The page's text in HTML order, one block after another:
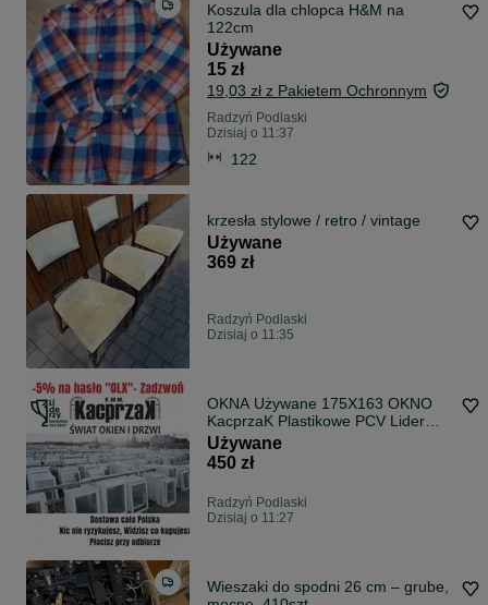
Koszula dla chlopca H&M na
122cm
Używane
15 zł
19,03 zł z Pakietem Ochronnym
Radzyń Podlaski
Dzisiaj o 11:37
122
krzesła stylowe / retro / vintage
Używane
369 zł
Radzyń Podlaski
Dzisiaj o 11:35
OKNA Używane 175X163 OKNO
KacprzaK Plastikowe PCV Lider
Okna OLX
Używane
450 zł
Radzyń Podlaski
Dzisiaj o 11:27
Wieszaki do spodni 26 cm – grube,